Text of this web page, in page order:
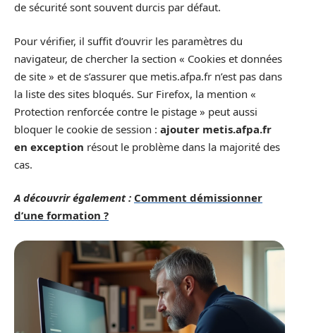
de sécurité sont souvent durcis par défaut.
Pour vérifier, il suffit d’ouvrir les paramètres du
navigateur, de chercher la section « Cookies et données
de site » et de s’assurer que metis.afpa.fr n’est pas dans
la liste des sites bloqués. Sur Firefox, la mention «
Protection renforcée contre le pistage » peut aussi
bloquer le cookie de session : ajouter metis.afpa.fr
en exception résout le problème dans la majorité des
cas.
A découvrir également : Comment démissionner
d’une formation ?